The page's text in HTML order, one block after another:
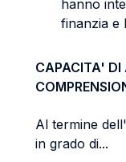
hanno
finanzia e
CAPACITA' DI
Al termine
in grado di...